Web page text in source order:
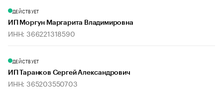
ДЕЙСТВУЕТ
ИП Моргун Маргарита Владимировна
ИНН: 366221318590
ДЕЙСТВУЕТ
ИП Таранков Сергей Александрович
ИНН: 365203550703